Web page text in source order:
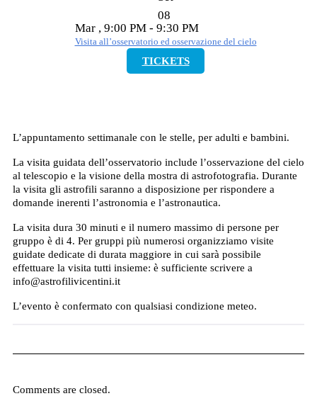
08
Mar , 9:00 PM - 9:30 PM
Visita all’osservatorio ed osservazione del cielo
TICKETS
L’appuntamento settimanale con le stelle, per adulti e bambini.
La visita guidata dell’osservatorio include l’osservazione del cielo
al telescopio e la visione della mostra di astrofotografia. Durante
la visita gli astrofili saranno a disposizione per rispondere a
domande inerenti l’astronomia e l’astronautica.
La visita dura 30 minuti e il numero massimo di persone per
gruppo è di 4. Per gruppi più numerosi organizziamo visite
guidate dedicate di durata maggiore in cui sarà possibile
effettuare la visita tutti insieme: è sufficiente scrivere a
info@astrofilivicentini.it
L’evento è confermato con qualsiasi condizione meteo.
Comments are closed.